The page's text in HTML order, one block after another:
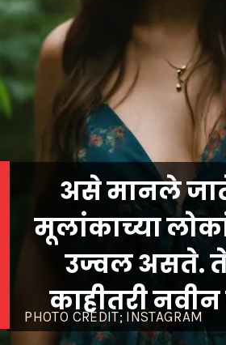
PHOTO CREDIT; INSTAGRAM
असे मानले
मूलांकाच्या
उज्वल असते.
काहीतरी